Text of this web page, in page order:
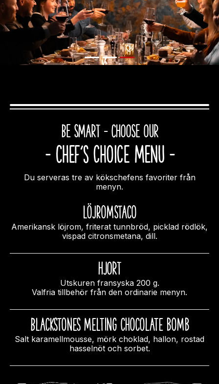
BE SMART – CHOOSE OUR
- Chef’s choice MENU -
Du serveras tre av kökschefens favoriter från
menyn.
Löjromstaco
Amerikansk löjrom, friterat tunnbröd, picklad rödlök,
vispad citronsmetana, dill.
HJORT
Utskuren fransyska 200 g.
Valfria tillbehör från den ordinarie menyn.
Blackstones melting chocolate bomb
Salt karamellmousse, mörk choklad, hallon, rostad
hasselnöt och sorbet.